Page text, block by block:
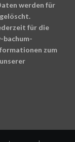
werden für
für die
bachum-
zum